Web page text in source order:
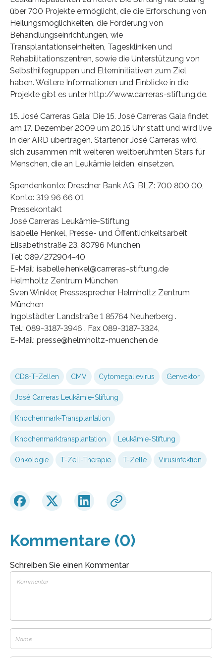
über 700 Projekte ermöglicht, die die Erforschung von
Heilungsmöglichkeiten, die Förderung von
Behandlungseinrichtungen, wie
Transplantationseinheiten, Tageskliniken und
Rehabilitationszentren, sowie die Unterstützung von
Selbsthilfegruppen und Elterninitiativen zum Ziel
haben. Weitere Informationen und Einblicke in die
Projekte gibt es unter http://www.carreras-stiftung.de.
15. José Carreras Gala: Die 15. José Carreras Gala findet
am 17. Dezember 2009 um 20.15 Uhr statt und wird live
in der ARD übertragen. Startenor José Carreras wird
sich zusammen mit weiteren weltberühmten Stars für
Menschen, die an Leukämie leiden, einsetzen.
Spendenkonto: Dresdner Bank AG, BLZ: 700 800 00,
Konto: 319 96 66 01
Pressekontakt
José Carreras Leukämie-Stiftung
Isabelle Henkel, Presse- und Öffentlichkeitsarbeit
Elisabethstraße 23, 80796 München
Tel: 089/272904-40
E-Mail: isabelle.henkel@carreras-stiftung.de
Helmholtz Zentrum München
Sven Winkler, Pressesprecher Helmholtz Zentrum
München
Ingolstädter Landstraße 1 85764 Neuherberg .
Tel.: 089-3187-3946 . Fax 089-3187-3324,
E-Mail: presse@helmholtz-muenchen.de
CD8-T-Zellen CMV Cytomegalievirus Genvektor
José Carreras Leukämie-Stiftung
Knochenmark-Transplantation
Knochenmarktransplantation Leukämie-Stiftung
Onkologie T-Zell-Therapie T-Zelle Virusinfektion
Kommentare (0)
Schreiben Sie einen Kommentar